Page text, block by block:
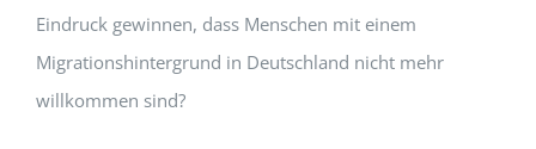
Eindruck gewinnen, dass Menschen mit einem
Migrationshintergrund in Deutschland nicht mehr
willkommen sind?